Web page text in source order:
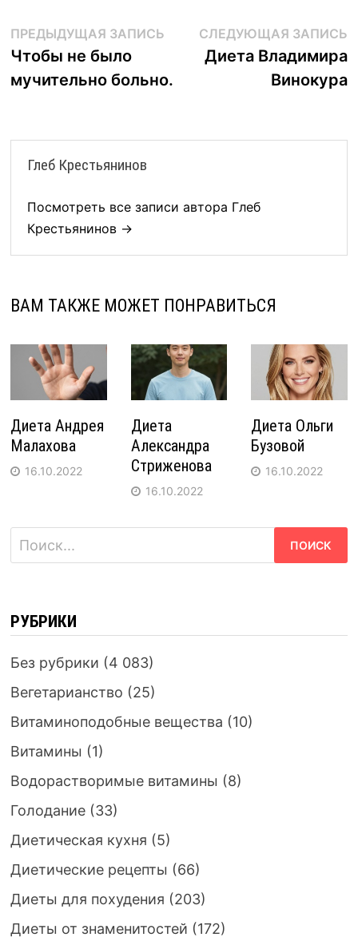
Навигация
по
записям
ПРЕДЫДУЩАЯ ЗАПИСЬПредыдущая
запись:
Чтобы не было
мучительно больно.
СЛЕДУЮЩАЯ ЗАПИСЬ
Диета Владимира
Винокура
Глеб Крестьянинов
Посмотреть все записи автора Глеб
Крестьянинов →
ВАМ ТАКЖЕ МОЖЕТ ПОНРАВИТЬСЯ
Диета Андрея
Малахова
16.10.2022
Диета
Александра
Стриженова
16.10.2022
Диета Ольги
Бузовой
16.10.2022
Найти:
РУБРИКИ
Без рубрики (4 083)
Вегетарианство (25)
Витаминоподобные вещества (10)
Витамины (1)
Водорастворимые витамины (8)
Голодание(33)
Диетическая кухня (5)
Диетические рецепты (66)
Диеты для похудения (203)
Диеты от знаменитостей (172)